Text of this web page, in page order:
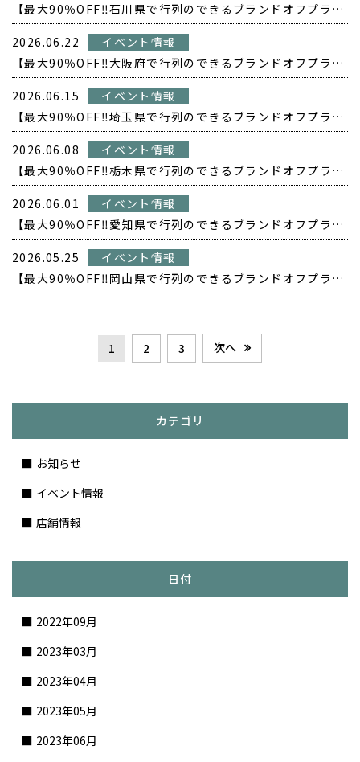
【最大90％OFF‼️石川県で行列のできるブランドオフプライス POPUP開催❗️】
2026.06.22
イベント情報
【最大90％OFF‼️大阪府で行列のできるブランドオフプライス POPUP開催❗️】
2026.06.15
イベント情報
【最大90％OFF‼️埼玉県で行列のできるブランドオフプライス POPUP開催❗️】
2026.06.08
イベント情報
【最大90％OFF‼️栃木県で行列のできるブランドオフプライス POPUP開催❗️】
2026.06.01
イベント情報
【最大90％OFF‼️愛知県で行列のできるブランドオフプライス POPUP開催❗️】
2026.05.25
イベント情報
【最大90％OFF‼️岡山県で行列のできるブランドオフプライス POPUP開催❗️】
1 2 3 次へ
カテゴリ
お知らせ
イベント情報
店舗情報
日付
2022年09月
2023年03月
2023年04月
2023年05月
2023年06月